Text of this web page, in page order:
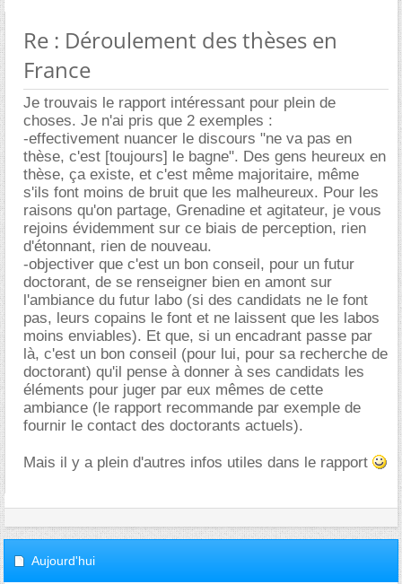
Re : Déroulement des thèses en
France
Je trouvais le rapport intéressant pour plein de
choses. Je n'ai pris que 2 exemples :
-effectivement nuancer le discours "ne va pas en
thèse, c'est [toujours] le bagne". Des gens heureux en
thèse, ça existe, et c'est même majoritaire, même
s'ils font moins de bruit que les malheureux. Pour les
raisons qu'on partage, Grenadine et agitateur, je vous
rejoins évidemment sur ce biais de perception, rien
d'étonnant, rien de nouveau.
-objectiver que c'est un bon conseil, pour un futur
doctorant, de se renseigner bien en amont sur
l'ambiance du futur labo (si des candidats ne le font
pas, leurs copains le font et ne laissent que les labos
moins enviables). Et que, si un encadrant passe par
là, c'est un bon conseil (pour lui, pour sa recherche de
doctorant) qu'il pense à donner à ses candidats les
éléments pour juger par eux mêmes de cette
ambiance (le rapport recommande par exemple de
fournir le contact des doctorants actuels).
Mais il y a plein d'autres infos utiles dans le rapport
Aujourd'hui